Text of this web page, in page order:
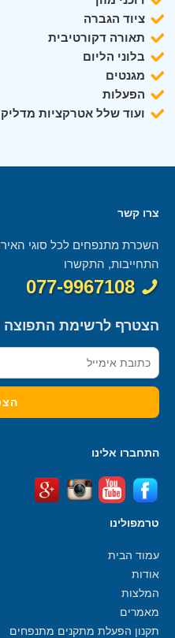
ציוד הגברה
תאורה דקורטיבית
בלוני הליום
מגנטים
הפעלות
ועוד שלל אטרקציות
צרו קשר
השכרת מתנפחים לכל סוגי
התחייבות, התקשרו
077-9967108
הצטרף לרשימת התפוצה
התחברו אלינו
טרמפולינו
עמוד הבית
אודות
המלצות
מאמרים
תקנון הפעלת מתקנים מתנפחים